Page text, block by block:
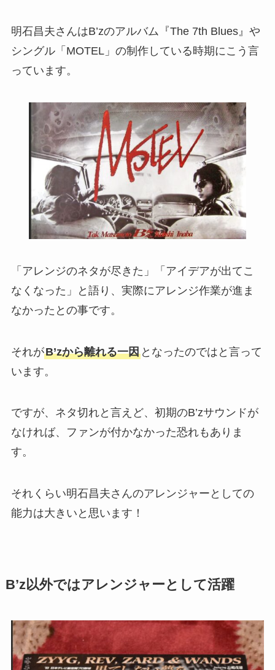
明石昌夫さんはB’zのアルバム『The 7th Blues』や
シングル「MOTEL」の制作している時期にこう言
っています。
「アレンジのネタが尽きた」「アイデアが出てこ
なくなった」と語り、実際にアレンジ作業が進ま
なかったとの事です。
それがB’zから離れる一因となったのではと言って
います。
ですが、ネタ切れと言えど、初期のB’zサウンドが
なければ、ファンが付かなかった恐れもありま
す。
それくらい明石昌夫さんのアレンジャーとしての
能力は大きいと思います！
B’z以外ではアレンジャーとして活躍